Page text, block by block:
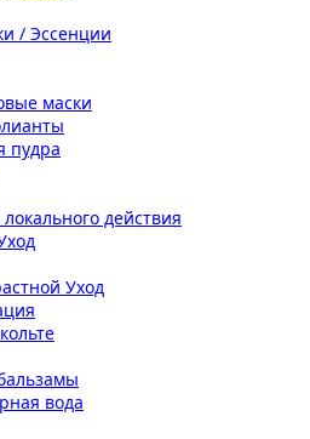
/ Эссенции
маски
пудра
действия
Уход
вода